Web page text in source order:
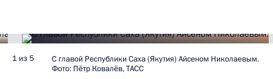
1 из 5
С главой Республики Саха (Якутия) Айсеном Николаевым.
Фото: Пётр Ковалёв, ТАСС